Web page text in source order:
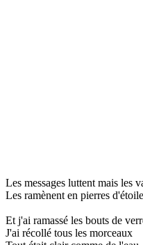
Les messages luttent mais les
Les ramènent en pierres
Et j'ai ramassé les bouts de
J'ai récollé tous les morceaux